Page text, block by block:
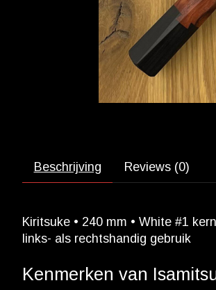
Beschrijving Reviews (0)
Kiritsuke • 240 mm • White #1
links- als rechtshandig gebruik
Kenmerken van